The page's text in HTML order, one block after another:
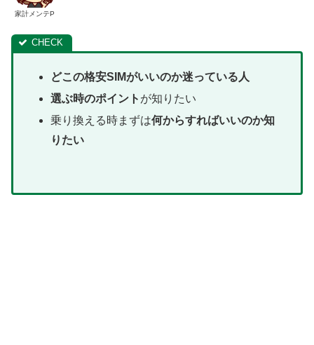
家計メンテP
どこの格安SIMがいいのか迷っている人
選ぶ時のポイント が知りたい
乗り換える時まずは何からすればいいのか知
りたい